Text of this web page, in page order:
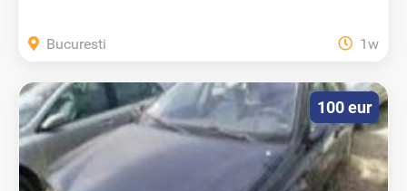
Bucuresti 1w
100 eur